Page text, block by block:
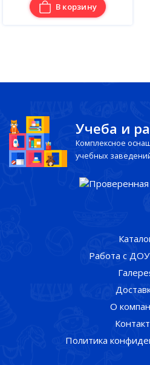
В корзину
Учеба и
Комплексное
учебных
Работа с
О
Политика